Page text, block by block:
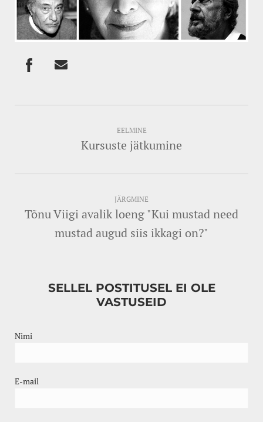
EELMINE
Kursuste jätkumine
JÄRGMINE
Tõnu Viigi avalik loeng "Kui mustad need
mustad augud siis ikkagi on?"
SELLEL POSTITUSEL EI OLE
VASTUSEID
Nimi
E-mail